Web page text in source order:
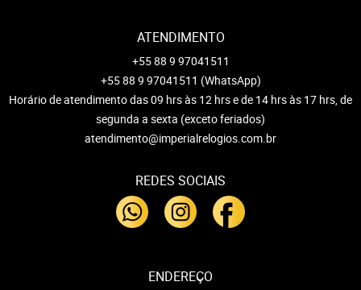
ATENDIMENTO
+55 88 9 97041511
+55 88 9 97041511 (WhatsApp)
Horário de atendimento das 09 hrs às 12 hrs e de 14 hrs às 17 hrs, de
segunda a sexta (exceto feriados)
atendimento@imperialrelogios.com.br
REDES SOCIAIS
ENDEREÇO